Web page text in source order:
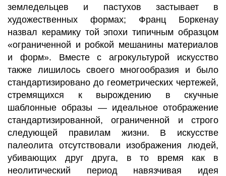
земледельцев и пастухов застывает в
художественных формах; Франц Боркенау
назвал керамику той эпохи типичным образцом
«ограниченной и робкой мешанины материалов
и форм». Вместе с агрокультурой искусство
также лишилось своего многообразия и было
стандартизировано до геометрических чертежей,
стремящихся к вырождению в скучные
шаблонные образы — идеальное отображение
стандартизированной, ограниченной и строго
следующей правилам жизни. В искусстве
палеолита отсутствовали изображения людей,
убивающих друг друга, в то время как в
неолитический период навязчивая идея